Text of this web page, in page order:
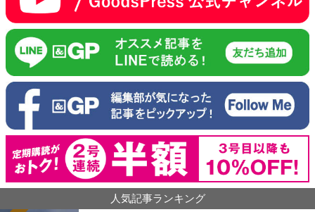
人気記事ランキング